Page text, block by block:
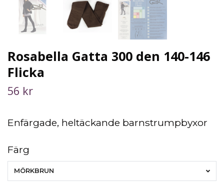
Rosabella Gatta 300 den 140-146
Flicka
56 kr
Enfärgade, heltäckande barnstrumpbyxor
Färg
MÖRKBRUN